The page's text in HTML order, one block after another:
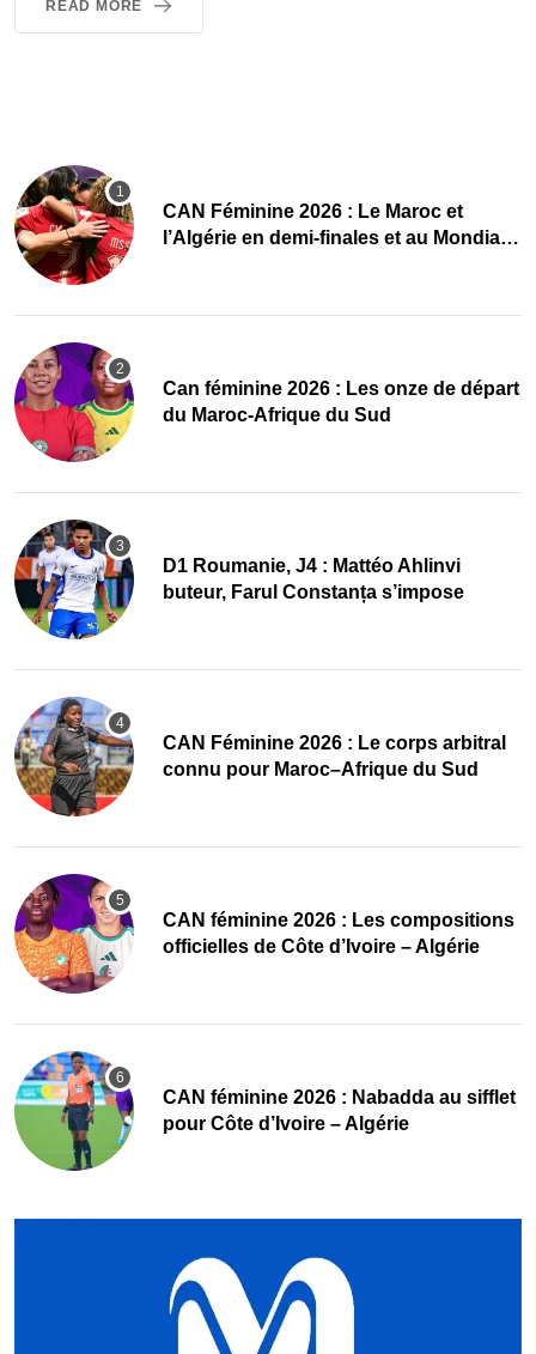
READ MORE
CAN Féminine 2026 : Le Maroc et
l’Algérie en demi-finales et au Mondial
‎Can féminine 2026 : Les onze de départ
du Maroc-Afrique du Sud
D1 Roumanie, J4 : Mattéo Ahlinvi
buteur, Farul Constanța s’impose
‎CAN Féminine 2026 : Le corps arbitral
connu pour Maroc–Afrique du Sud
‎CAN féminine 2026 : Les compositions
officielles de Côte d’Ivoire – Algérie
‎CAN féminine 2026 : Nabadda au sifflet
pour Côte d’Ivoire – Algérie